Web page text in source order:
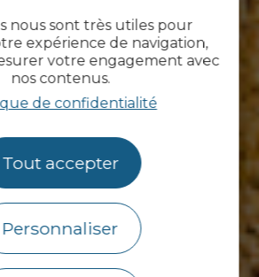
nous sont très utiles pour
expérience de navigation,
votre engagement avec
nos contenus.
de confidentialité
Tout accepter
Personnaliser